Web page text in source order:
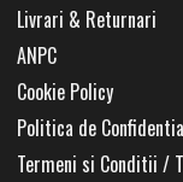
Livrari & Returnari
ANPC
Cookie Policy
Politica de
Termeni si Conditii /